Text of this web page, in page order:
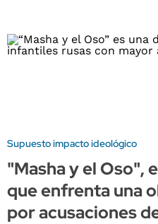
Supuesto impacto ideológico
"Masha y el Oso",
que enfrenta una
por acusaciones